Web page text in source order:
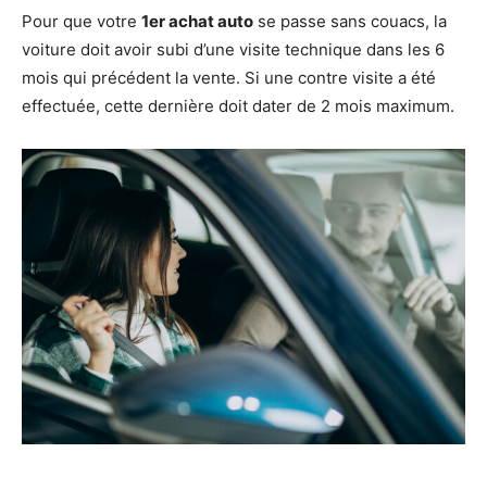
Pour que votre 1er achat auto se passe sans couacs, la
voiture doit avoir subi d’une visite technique dans les 6
mois qui précédent la vente. Si une contre visite a été
effectuée, cette dernière doit dater de 2 mois maximum.